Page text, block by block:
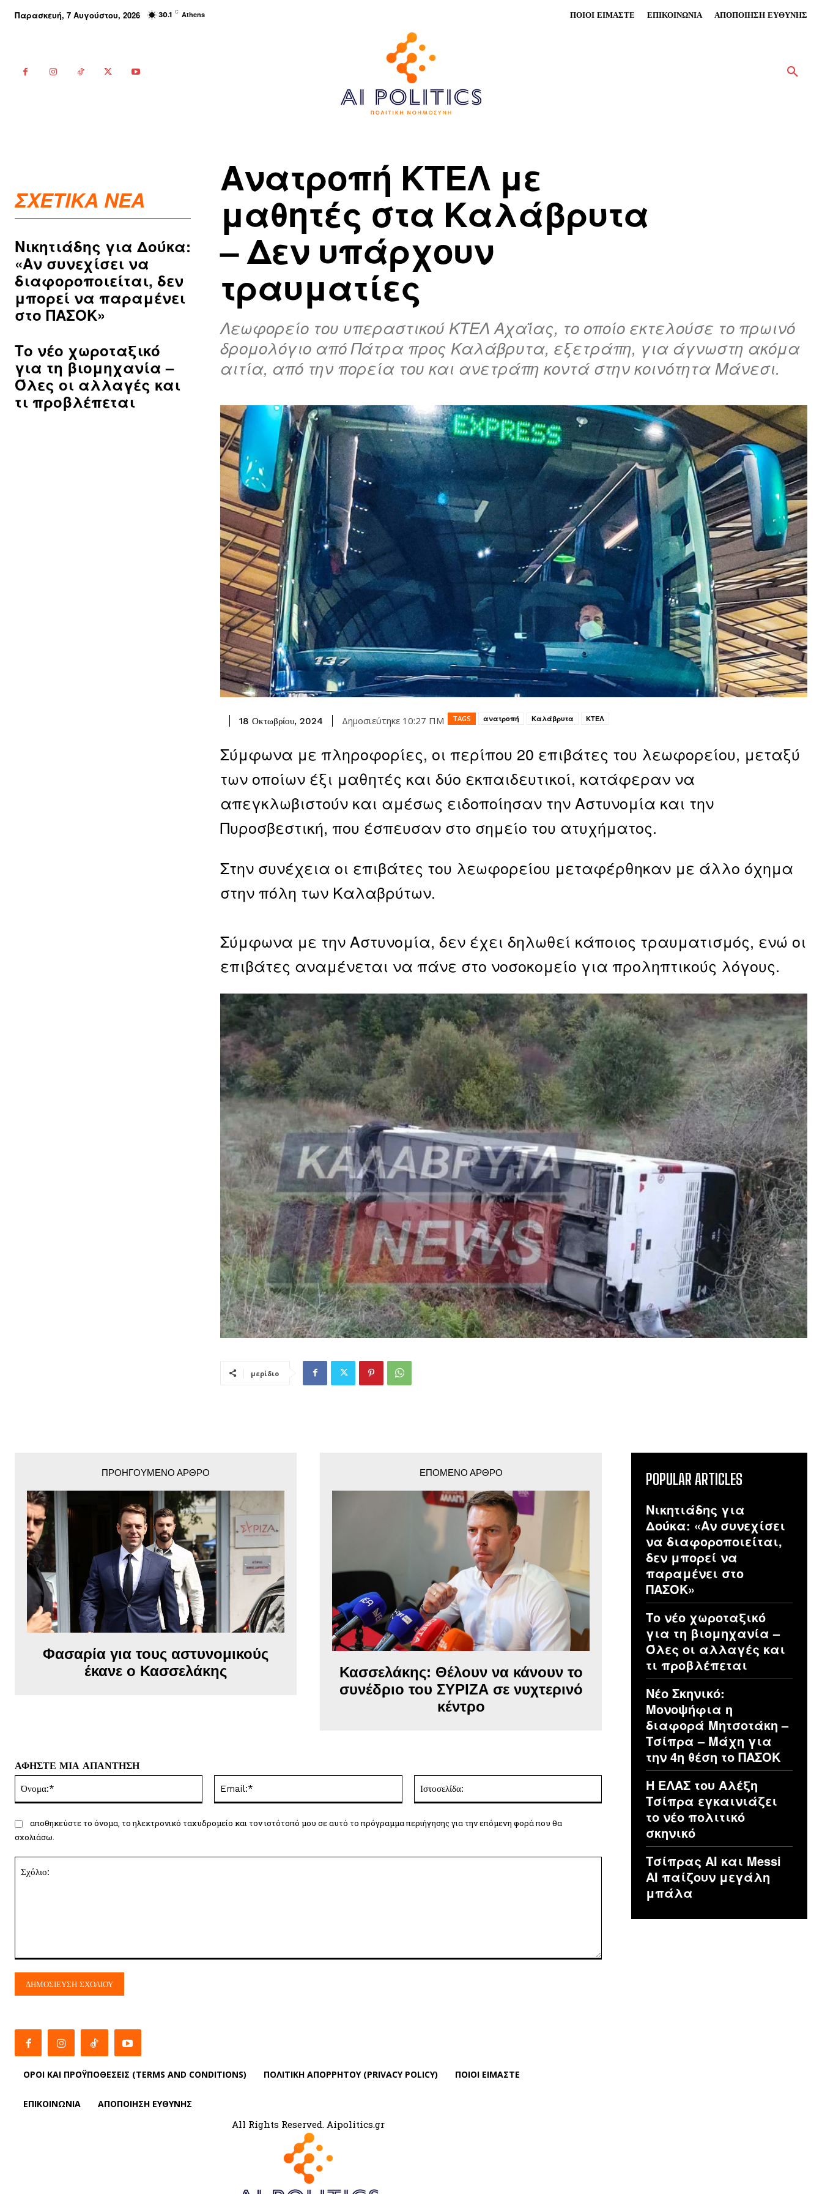
Παρασκευή, 7 Αυγούστου, 2026 30.1 C Athens ΠΟΙΟΙ ΕΙΜΑΣΤΕ ΕΠΙΚΟΙΝΩΝΙΑ ΑΠΟΠΟΙΗΣΗ ΕΥΘΥΝΗΣ
ΣΧΕΤΙΚΑ ΝΕΑ
Νικητιάδης για Δούκα:
«Αν συνεχίσει να
διαφοροποιείται, δεν
μπορεί να παραμένει
στο ΠΑΣΟΚ»
Το νέο χωροταξικό
για τη βιομηχανία –
Όλες οι αλλαγές και
τι προβλέπεται
Ανατροπή ΚΤΕΛ με
μαθητές στα Καλάβρυτα
– Δεν υπάρχουν
τραυματίες
Λεωφορείο του υπεραστικού ΚΤΕΛ Αχαΐας, το οποίο εκτελούσε το πρωινό
δρομολόγιο από Πάτρα προς Καλάβρυτα, εξετράπη, για άγνωστη ακόμα
αιτία, από την πορεία του και ανετράπη κοντά στην κοινότητα Μάνεσι.
18 Οκτωβρίου, 2024 Δημοσιεύτηκε 10:27 ΠΜ TAGS ανατροπή Καλάβρυτα ΚΤΕΛ
Σύμφωνα με πληροφορίες, οι περίπου 20 επιβάτες του λεωφορείου, μεταξύ
των οποίων έξι μαθητές και δύο εκπαιδευτικοί, κατάφεραν να
απεγκλωβιστούν και αμέσως ειδοποίησαν την Αστυνομία και την
Πυροσβεστική, που έσπευσαν στο σημείο του ατυχήματος.
Στην συνέχεια οι επιβάτες του λεωφορείου μεταφέρθηκαν με άλλο όχημα
στην πόλη των Καλαβρύτων.
Σύμφωνα με την Αστυνομία, δεν έχει δηλωθεί κάποιος τραυματισμός, ενώ οι
επιβάτες αναμένεται να πάνε στο νοσοκομείο για προληπτικούς λόγους.
μερίδιο
ΠΡΟΗΓΟΎΜΕΝΟ ΆΡΘΡΟ
Φασαρία για τους αστυνομικούς
έκανε ο Κασσελάκης
ΕΠΌΜΕΝΟ ΆΡΘΡΟ
Κασσελάκης: Θέλουν να κάνουν το
συνέδριο του ΣΥΡΙΖΑ σε νυχτερινό
κέντρο
ΑΦΗΣΤΕ ΜΙΑ ΑΠΑΝΤΗΣΗ
Ιστοσελίδα:
αποθηκεύστε το όνομα, το ηλεκτρονικό ταχυδρομείο και τον ιστότοπό μου σε αυτό το πρόγραμμα περιήγησης για την επόμενη φορά που θα
σχολιάσω.
ΌΡΟΙ ΚΑΙ ΠΡΟΫΠΟΘΈΣΕΙΣ (TERMS AND CONDITIONS) ΠΟΛΙΤΙΚΗ ΑΠΟΡΡΗΤΟΥ (PRIVACY POLICY) ΠΟΙΟΙ ΕΙΜΑΣΤΕ
ΕΠΙΚΟΙΝΩΝΙΑ ΑΠΟΠΟΊΗΣΗ ΕΥΘΎΝΗΣ
All Rights Reserved. Aipolitics.gr
POPULAR ARTICLES
Νικητιάδης για
Δούκα: «Αν συνεχίσει
να διαφοροποιείται,
δεν μπορεί να
παραμένει στο
ΠΑΣΟΚ»
Το νέο χωροταξικό
για τη βιομηχανία –
Όλες οι αλλαγές και
τι προβλέπεται
Νέο Σκηνικό:
Μονοψήφια η
διαφορά Μητσοτάκη –
Τσίπρα – Μάχη για
την 4η θέση το ΠΑΣΟΚ
Η ΕΛΑΣ του Αλέξη
Τσίπρα εγκαινιάζει
το νέο πολιτικό
σκηνικό
Τσίπρας ΑΙ και Messi
AI παίζουν μεγάλη
μπάλα